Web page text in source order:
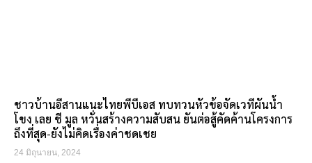
ชาวบ้านอีสานแนะไทยพีบีเอส ทบทวนหัวข้อจัดเวทีผันน้ำ
โขง เลย ชี มูล หวั่นสร้างความสับสน ยันต่อสู้คัดค้านโครงการ
ถึงที่สุด-ยังไม่คิดเรื่องค่าชดเชย
24 มิถุนายน, 2024